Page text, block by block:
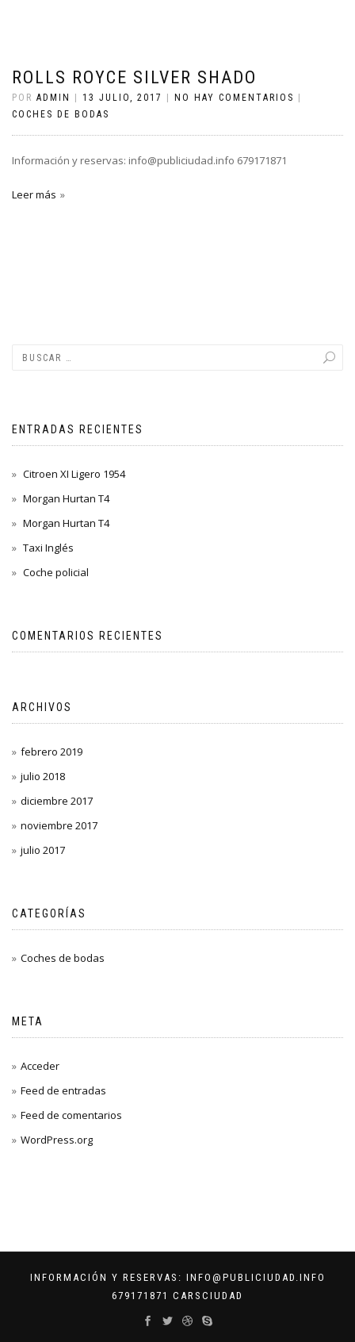
ROLLS ROYCE SILVER SHADO
POR ADMIN 13 JULIO, 2017 NO HAY COMENTARIOS
COCHES DE BODAS
Información y reservas: info@publiciudad.info 679171871
Leer más
ENTRADAS RECIENTES
Citroen XI Ligero 1954
Morgan Hurtan T4
Morgan Hurtan T4
Taxi Inglés
Coche policial
COMENTARIOS RECIENTES
ARCHIVOS
febrero 2019
julio 2018
diciembre 2017
noviembre 2017
julio 2017
CATEGORÍAS
Coches de bodas
META
Acceder
Feed de entradas
Feed de comentarios
WordPress.org
INFORMACIÓN Y RESERVAS: INFO@PUBLICIUDAD.INFO
679171871 CARSCIUDAD